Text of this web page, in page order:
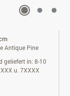
Antique Pine
geliefert in: 8-10
u. 7XXXX